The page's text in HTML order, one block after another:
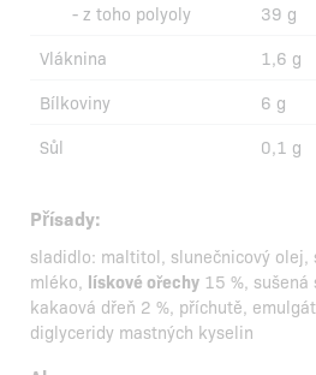
- z toho polyoly
39 g
Vláknina
1,6 g
Bílkoviny
6 g
Sůl
0,1 g
Přísady:
sladidlo: maltitol, slunečnicový olej,
mléko, lískové ořechy 15 %,
kakaová dřeň 2 %, příchutě,
diglyceridy mastných kyselin